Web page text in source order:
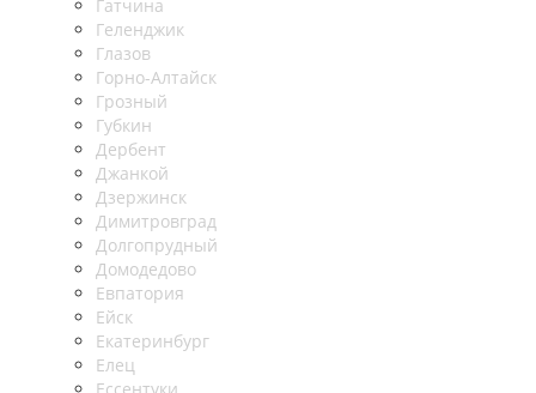
Гатчина
Геленджик
Глазов
Горно-Алтайск
Грозный
Губкин
Дербент
Джанкой
Дзержинск
Димитровград
Долгопрудный
Домодедово
Евпатория
Ейск
Екатеринбург
Елец